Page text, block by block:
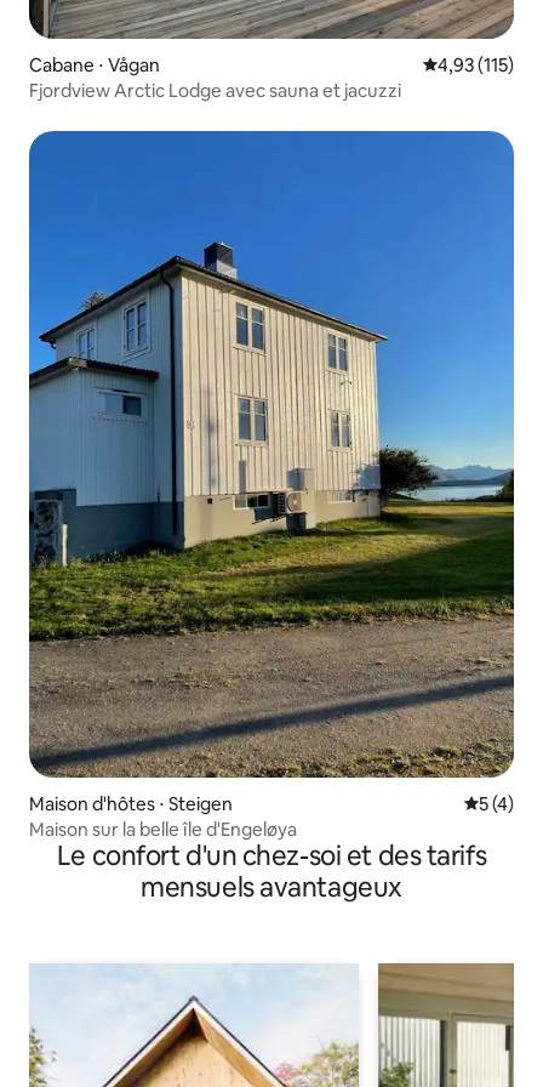
Cabane ⋅ Vågan Évaluation
4,93 (115)
Fjordview Arctic Lodge avec sauna et jacuzzi
Maison d'hôtes ⋅ Steigen
5 (4)
Maison sur la belle île d'Engeløya
Le confort d'un chez-soi et des tarifs
mensuels avantageux